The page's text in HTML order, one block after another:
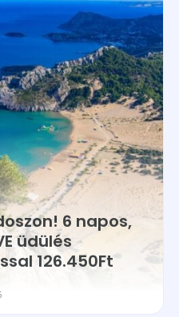
6 napos,
üdülés
126.450Ft